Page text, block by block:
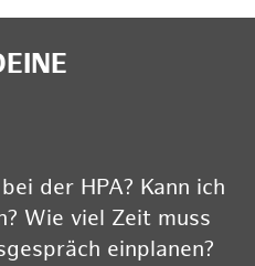
der HPA? Kann ich
Wie viel Zeit muss
einplanen?